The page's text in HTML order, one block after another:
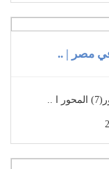
في مصر | ..